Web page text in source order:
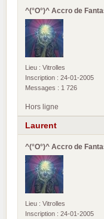
^(°O°)^ Accro de
Lieu : Vitrolles
Inscription : 24-01-2005
Messages : 1 726
Hors ligne
Laurent
^(°O°)^ Accro de
Lieu : Vitrolles
Inscription : 24-01-2005